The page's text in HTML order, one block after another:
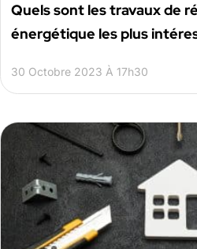
Quels sont les travaux de
énergétique les plus
30 Octobre 2023 À 17h30